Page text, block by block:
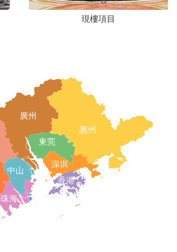
現樓項目
深圳
廣州
惠州
東莞
香港
中山
珠海